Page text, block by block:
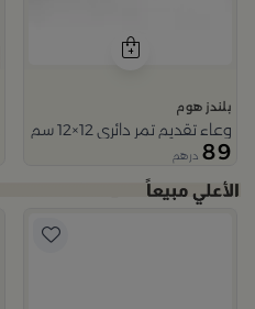
بلندز هوم
وعاء تقديم تمر دائري 12×12 سم أبيض وبرتقالي من الخزف الحجري بغطاء من المدينة القديمة
89 درهم